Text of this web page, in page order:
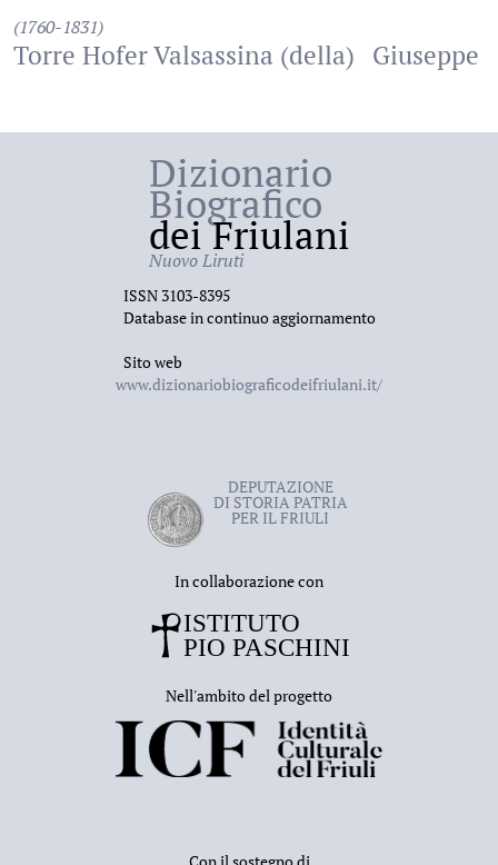
(1760-1831)
Torre Hofer Valsassina (della) Giuseppe
Dizionario
Biografico
dei Friulani
Nuovo Liruti
ISSN 3103-8395
Database in continuo aggiornamento
Sito web
www.dizionariobiograficodeifriulani.it/
DEPUTAZIONE
DI STORIA PATRIA
PER IL FRIULI
In collaborazione con
Nell'ambito del progetto
Con il sostegno di